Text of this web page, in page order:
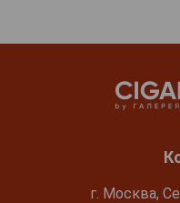
г. Москва,